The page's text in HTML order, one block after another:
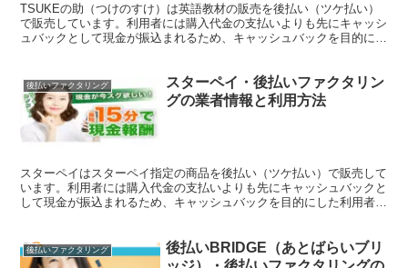
TSUKEの助（つけのすけ）は英語教材の販売を後払い（ツケ払い）
で販売しています。利用者には購入代金の支払いよりも先にキャッシ
ュバックとして現金が振込まれるため、キャッシュバックを目的にし
後払いファクタリング
スターペイ・後払いファクタリン
グの業者情報と利用方法
スターペイはスターペイ指定の商品を後払い（ツケ払い）で販売して
います。利用者には購入代金の支払いよりも先にキャッシュバックと
して現金が振込まれるため、キャッシュバックを目的にした利用者が
後払いファクタリング
後払いBRIDGE（あとばらいブリ